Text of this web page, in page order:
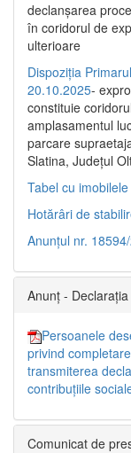
declanşarea
în coridorul de
ulterioare
Dispoziția
20.10.2025-
constituie
amplasamentul
parcare
Slatina, Județul
Tabel cu
Hotărâri de
Anunțul nr.
Anunț -
Persoanele
privind
transmiterea
contribuțiile
Comunicat de